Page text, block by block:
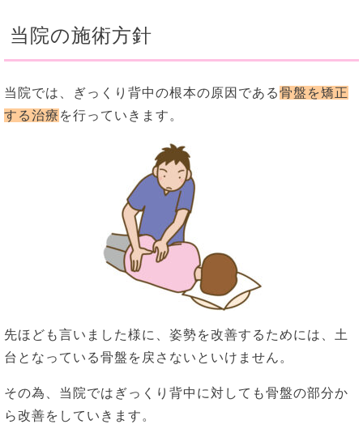
当院の施術方針
当院では、ぎっくり背中の根本の原因である骨盤を矯正
する治療 を行っていきます。
先ほども言いました様に、姿勢を改善するためには、土
台となっている骨盤を戻さないといけません。
その為、当院ではぎっくり背中に対しても骨盤の部分か
ら改善をしていきます。